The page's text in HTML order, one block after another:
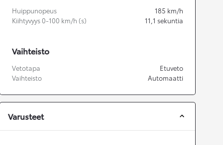
Huippunopeus 185 km/h
Kiihtyvyys 0-100 km/h (s)
11,1 sekuntia
Vaihteisto
Vetotapa
Etuveto
Vaihteisto
Automaatti
Varusteet